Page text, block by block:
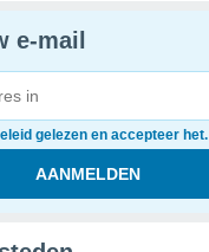
e-mail
gelezen en accepteer het.